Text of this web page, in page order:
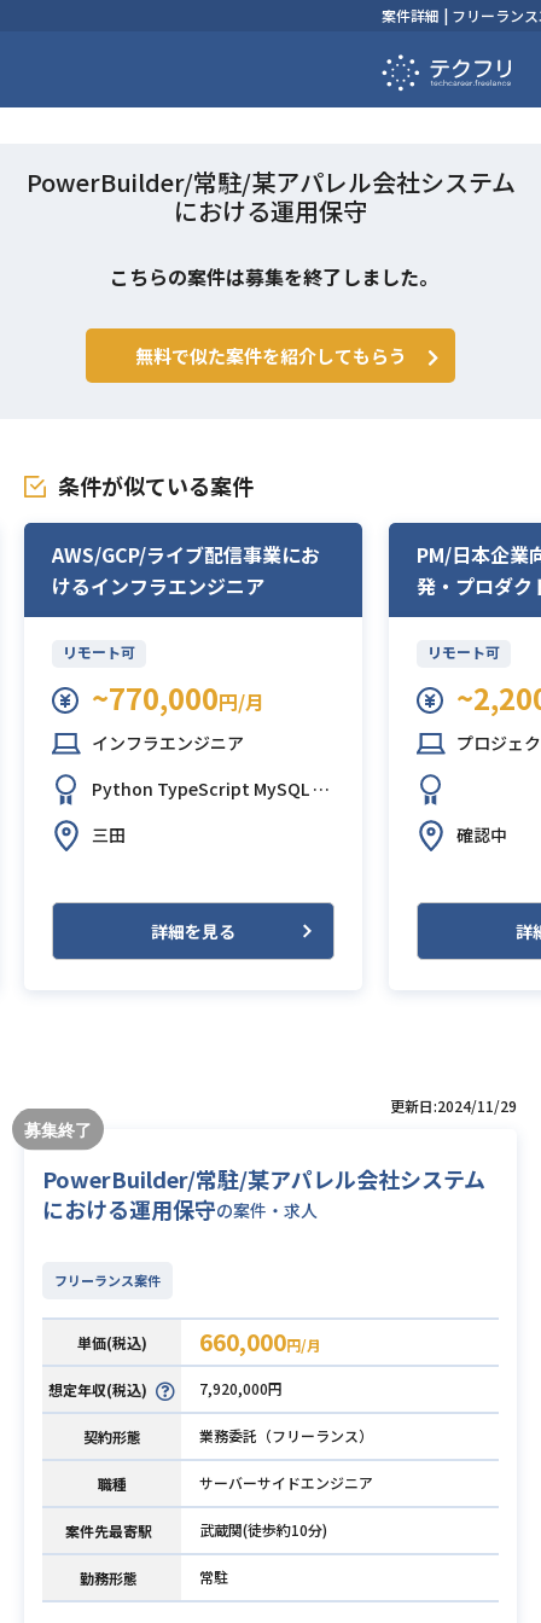
案件詳細 | フリーラン
PowerBuilder/常駐/某アパレル会社システム
における運用保守
こちらの案件は募集を終了しました。
無料で似た案件を紹介してもらう
条件が似ている案件
AWS/GCP/ライブ配信事業にお
けるインフラエンジニア
リモート可
~770,000円/月
インフラエンジニア
Python TypeScript MySQL Gi
ess
三田
詳細を見る
PM/日本企業
発・プロダク
リモート可
プロジェク
確認中
詳
更新日:2024/11/29
PowerBuilder/常駐/某アパレル会社システム
における運用保守の案件・求人
フリーランス案件
単価(税込) 660,000円/月
想定年収(税込) 7,920,000円
契約形態 業務委託（フリーランス）
職種 サーバーサイドエンジニア
案件先最寄駅 武蔵関(徒歩約10分)
勤務形態 常駐